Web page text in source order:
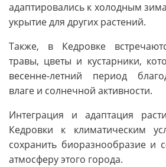
адаптировались к холодным
укрытие для других растений.
Также, в Кедровке
травы, цветы и кустарники,
весенне-летний период
влаге и солнечной активности.
Интеграция и адаптация
Кедровки к климатическим
сохранить биоразнообразие и
атмосферу этого города.